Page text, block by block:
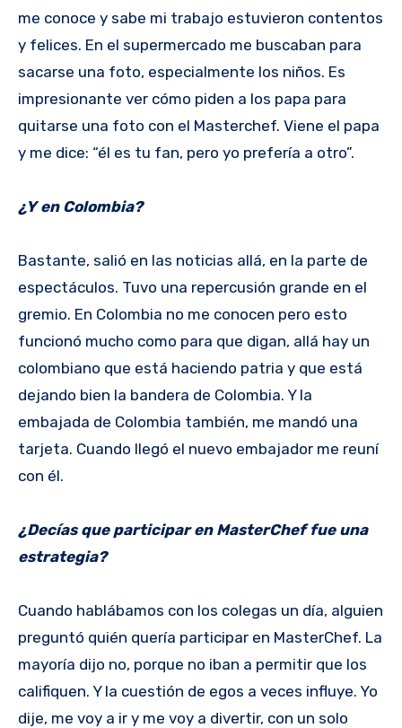
me conoce y sabe mi trabajo estuvieron contentos
y felices. En el supermercado me buscaban para
sacarse una foto, especialmente los niños. Es
impresionante ver cómo piden a los papa para
quitarse una foto con el Masterchef. Viene el papa
y me dice: “él es tu fan, pero yo prefería a otro”.
¿Y en Colombia?
Bastante, salió en las noticias allá, en la parte de
espectáculos. Tuvo una repercusión grande en el
gremio. En Colombia no me conocen pero esto
funcionó mucho como para que digan, allá hay un
colombiano que está haciendo patria y que está
dejando bien la bandera de Colombia. Y la
embajada de Colombia también, me mandó una
tarjeta. Cuando llegó el nuevo embajador me reuní
con él.
¿Decías que participar en MasterChef fue una
estrategia?
Cuando hablábamos con los colegas un día, alguien
preguntó quién quería participar en MasterChef. La
mayoría dijo no, porque no iban a permitir que los
califiquen. Y la cuestión de egos a veces influye. Yo
dije, me voy a ir y me voy a divertir, con un solo